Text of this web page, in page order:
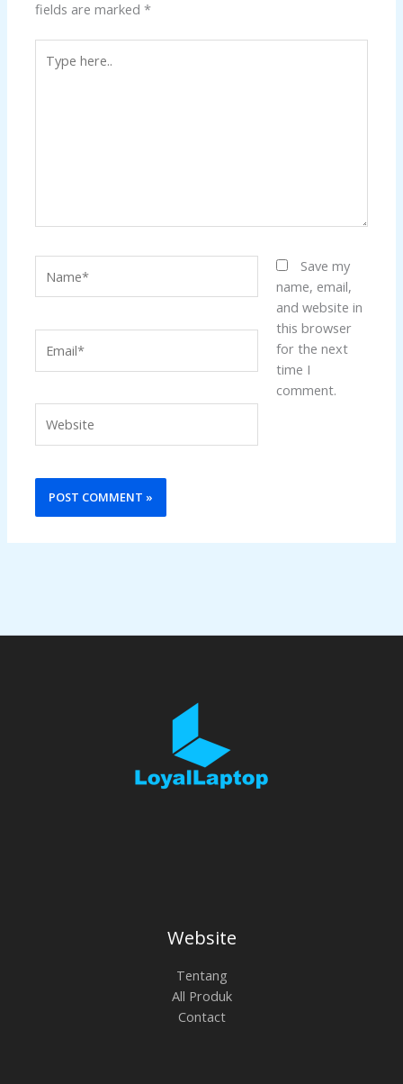
fields are marked*
here..
Save my
name, email,
and website in
this browser
for the next
time I
comment.
Website
Tentang
All Produk
Contact